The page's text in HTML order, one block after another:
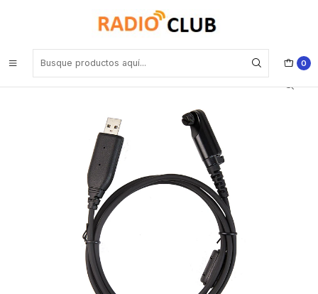
0
Hytera PC152 Cable de programación para las series HP5, HP6 y
HP7 y PTC680, PDC680, PT590 Precio con iva incluido